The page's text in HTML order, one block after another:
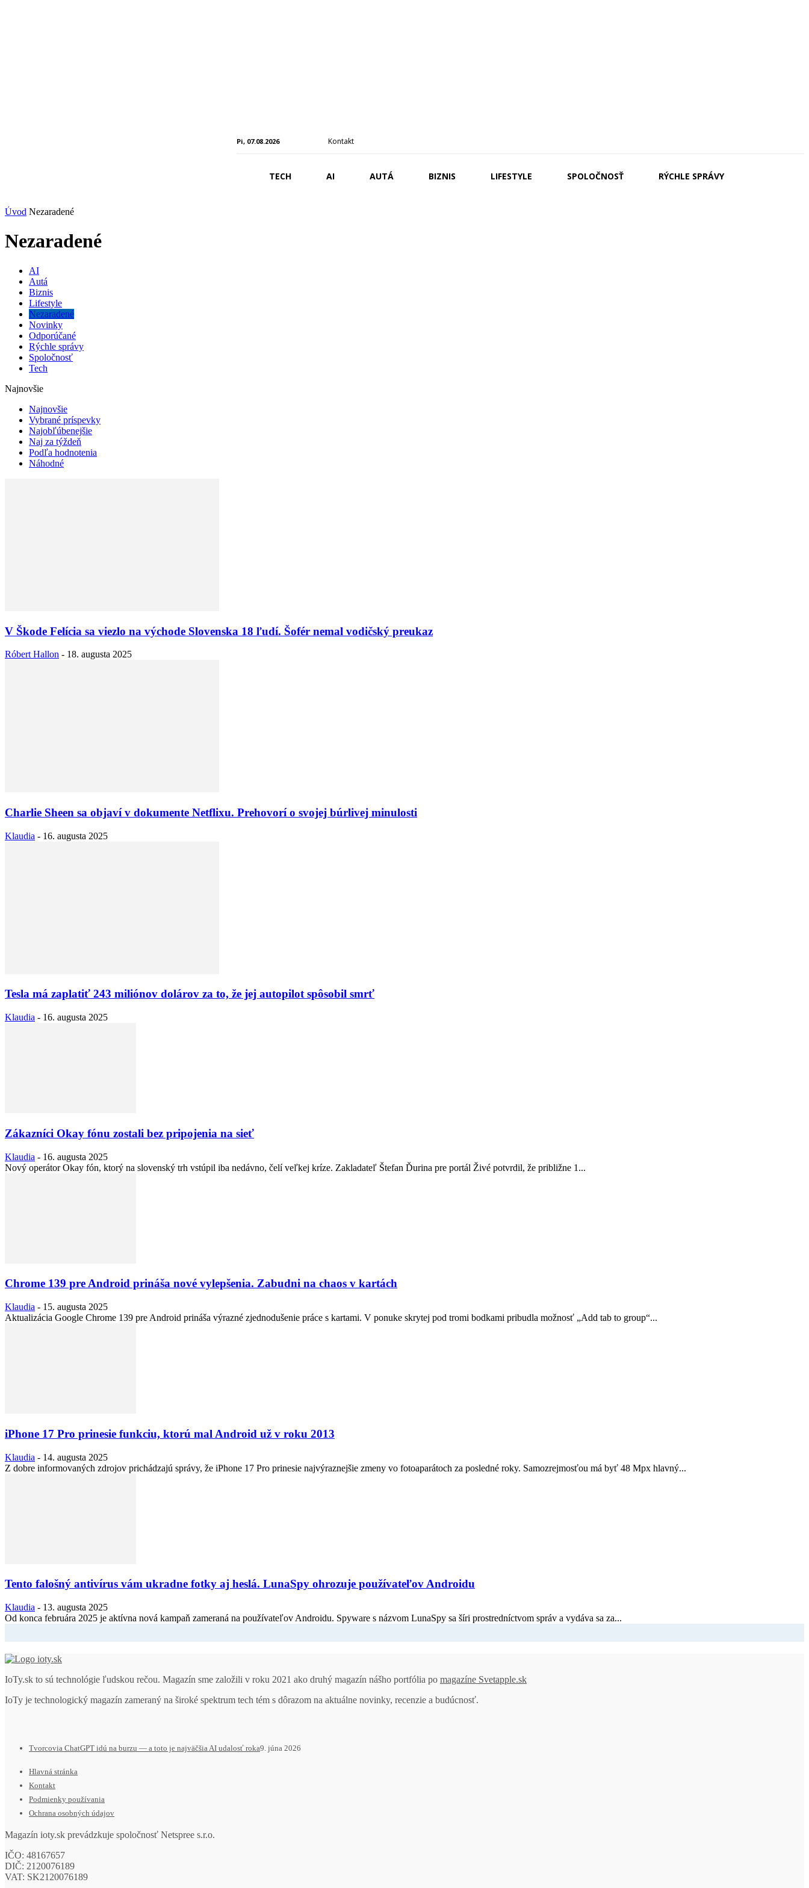
Pi, 07.08.2026 Kontakt
TECH AI AUTÁ BIZNIS LIFESTYLE SPOLOČNOSŤ RÝCHLE SPRÁVY
Úvod Nezaradené
Nezaradené
AI
Autá
Biznis
Lifestyle
Nezaradené
Novinky
Odporúčané
Rýchle správy
Spoločnosť
Tech
Najnovšie
Najnovšie
Vybrané príspevky
Najobľúbenejšie
Naj za týždeň
Podľa hodnotenia
Náhodné
V Škode Felícia sa viezlo na východe Slovenska 18 ľudí. Šofér nemal vodičský preukaz
Róbert Hallon - 18. augusta 2025
Charlie Sheen sa objaví v dokumente Netflixu. Prehovorí o svojej búrlivej minulosti
Klaudia - 16. augusta 2025
Tesla má zaplatiť 243 miliónov dolárov za to, že jej autopilot spôsobil smrť
Klaudia - 16. augusta 2025
Zákazníci Okay fónu zostali bez pripojenia na sieť
Klaudia - 16. augusta 2025
Nový operátor Okay fón, ktorý na slovenský trh vstúpil iba nedávno, čelí veľkej kríze. Zakladateľ Štefan Ďurina pre portál Živé potvrdil, že približne 1...
Chrome 139 pre Android prináša nové vylepšenia. Zabudni na chaos v kartách
Klaudia - 15. augusta 2025
Aktualizácia Google Chrome 139 pre Android prináša výrazné zjednodušenie práce s kartami. V ponuke skrytej pod tromi bodkami pribudla možnosť „Add tab to group“...
iPhone 17 Pro prinesie funkciu, ktorú mal Android už v roku 2013
Klaudia - 14. augusta 2025
Z dobre informovaných zdrojov prichádzajú správy, že iPhone 17 Pro prinesie najvýraznejšie zmeny vo fotoaparátoch za posledné roky. Samozrejmosťou má byť 48 Mpx hlavný...
Tento falošný antivírus vám ukradne fotky aj heslá. LunaSpy ohrozuje používateľov Androidu
Klaudia - 13. augusta 2025
Od konca februára 2025 je aktívna nová kampaň zameraná na používateľov Androidu. Spyware s názvom LunaSpy sa šíri prostredníctvom správ a vydáva sa za...
IoTy.sk to sú technológie ľudskou rečou. Magazín sme založili v roku 2021 ako druhý magazín nášho portfólia po magazíne Svetapple.sk
IoTy je technologický magazín zameraný na široké spektrum tech tém s dôrazom na aktuálne novinky, recenzie a budúcnosť.
Tvorcovia ChatGPT idú na burzu — a toto je najväčšia AI udalosť roka9. júna 2026
Hlavná stránka
Kontakt
Podmienky používania
Ochrana osobných údajov
Magazín ioty.sk prevádzkuje spoločnosť Netspree s.r.o.
IČO: 48167657
DIČ: 2120076189
VAT: SK2120076189